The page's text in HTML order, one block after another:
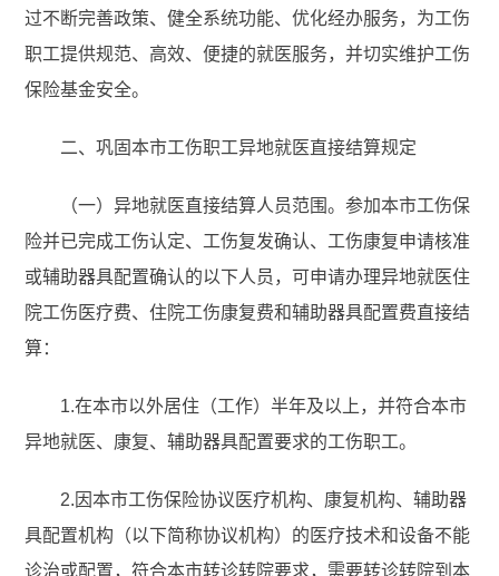
过不断完善政策、健全系统功能、优化经办服务，为工伤
职工提供规范、高效、便捷的就医服务，并切实维护工伤
保险基金安全。
二、巩固本市工伤职工异地就医直接结算规定
（一）异地就医直接结算人员范围。参加本市工伤保
险并已完成工伤认定、工伤复发确认、工伤康复申请核准
或辅助器具配置确认的以下人员，可申请办理异地就医住
院工伤医疗费、住院工伤康复费和辅助器具配置费直接结
算：
1.在本市以外居住（工作）半年及以上，并符合本市
异地就医、康复、辅助器具配置要求的工伤职工。
2.因本市工伤保险协议医疗机构、康复机构、辅助器
具配置机构（以下简称协议机构）的医疗技术和设备不能
诊治或配置，符合本市转诊转院要求，需要转诊转院到本